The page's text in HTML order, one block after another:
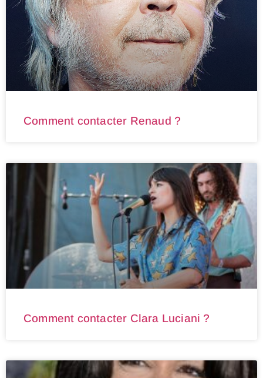
Comment contacter Renaud ?
Comment contacter Clara Luciani ?